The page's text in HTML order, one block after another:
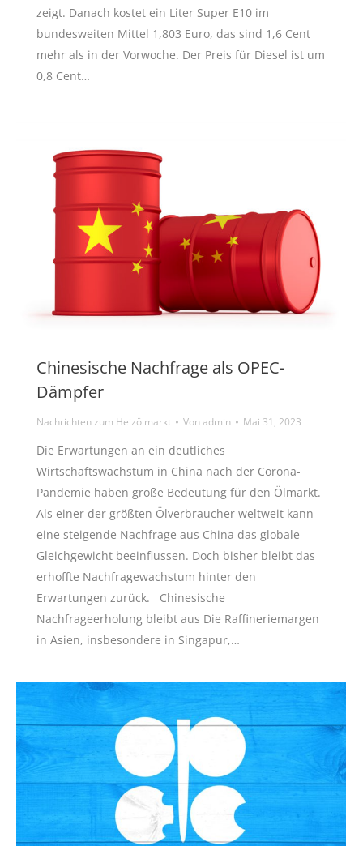
zeigt. Danach kostet ein Liter Super E10 im
bundesweiten Mittel 1,803 Euro, das sind 1,6 Cent
mehr als in der Vorwoche. Der Preis für Diesel ist um
0,8 Cent…
Chinesische Nachfrage als OPEC-
Dämpfer
Nachrichten zum Heizölmarkt Vonadmin Mai 31, 2023
Die Erwartungen an ein deutliches
Wirtschaftswachstum in China nach der Corona-
Pandemie haben große Bedeutung für den Ölmarkt.
Als einer der größten Ölverbraucher weltweit kann
eine steigende Nachfrage aus China das globale
Gleichgewicht beeinflussen. Doch bisher bleibt das
erhoffte Nachfragewachstum hinter den
Erwartungen zurück. Chinesische
Nachfrageerholung bleibt aus Die Raffineriemargen
in Asien, insbesondere in Singapur,…